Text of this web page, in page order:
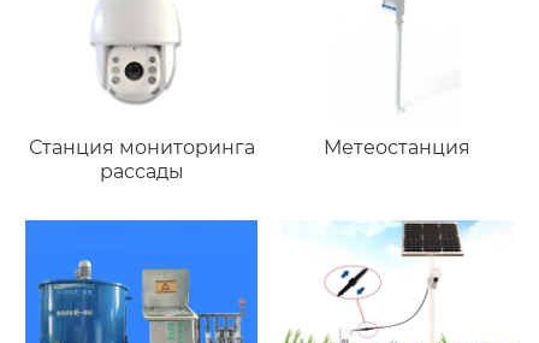
Станция мониторинга
рассады
Метеостанция